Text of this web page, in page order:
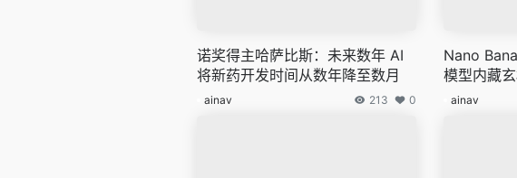
诺奖得主哈萨比斯：未来数年 AI
将新药开发时间从数年降至数月
ainav 213 0
Nano
模型内藏
ainav